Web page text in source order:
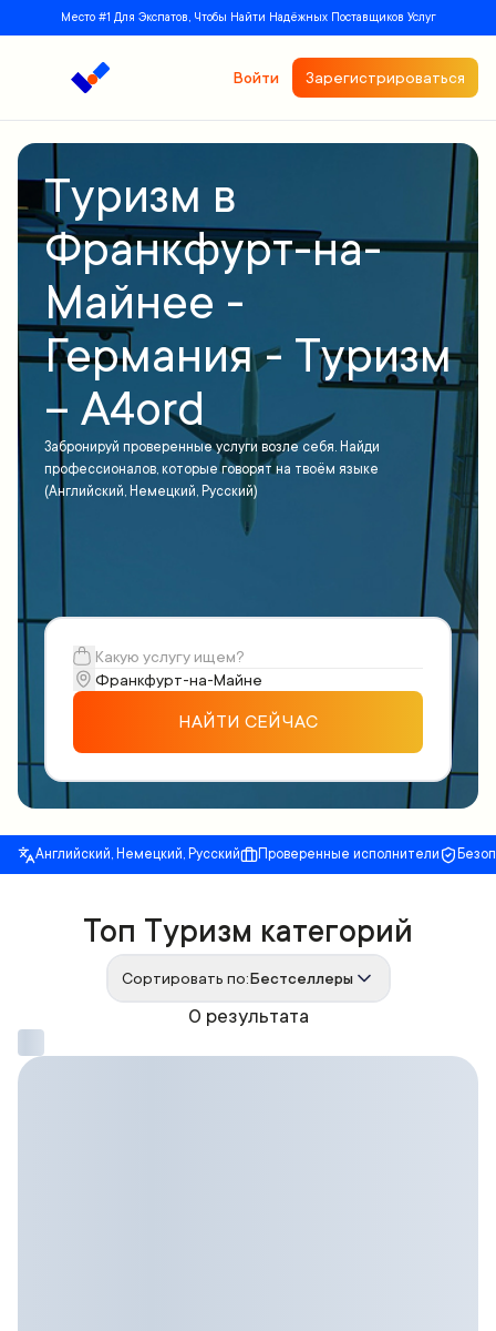
Место #1 Для Экспатов, Чтобы Найти Надёжных Поставщиков Услуг
Войти Зарегистрироваться
Туризм в
Франкфурт-на-
Майнее -
Германия - Туризм
– A4ord
Забронируй проверенные услуги возле себя. Найди
профессионалов, которые говорят на твоём языке
(Английский, Немецкий, Русский)
НАЙТИ СЕЙЧАС
Английский, Немецкий, Русский Проверенные исполнители
0 результата
Топ Туризм категорий
Сортировать по:Бестселлеры